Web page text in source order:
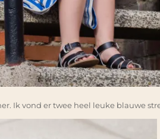
Ik vond er twee heel leuke blauwe